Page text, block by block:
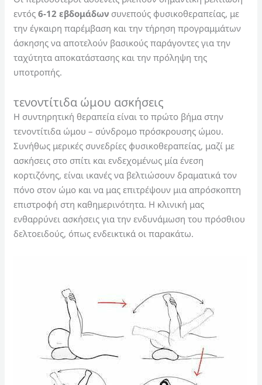
εντός6-12 εβδομάδων συνεπούς φυσικοθεραπείας, με
την έγκαιρη παρέμβαση και την τήρηση προγραμμάτων
άσκησης να αποτελούν βασικούς παράγοντες για την
ταχύτητα αποκατάστασης και την πρόληψη της
υποτροπής.
τενοντίτιδα ώμου ασκήσεις
Η συντηρητική θεραπεία είναι το πρώτο βήμα στην
τενοντίτιδα ώμου – σύνδρομο πρόσκρουσης ώμου.
Συνήθως μερικές συνεδρίες φυσικοθεραπείας, μαζί με
ασκήσεις στο σπίτι και ενδεχομένως μία ένεση
κορτιζόνης, είναι ικανές να βελτιώσουν δραματικά τον
πόνο στον ώμο και να μας επιτρέψουν μια απρόσκοπτη
επιστροφή στη καθημερινότητα. Η κλινική μας
ενθαρρύνει ασκήσεις για την ενδυνάμωση του πρόσθιου
δελτοειδούς, όπως ενδεικτικά οι παρακάτω.